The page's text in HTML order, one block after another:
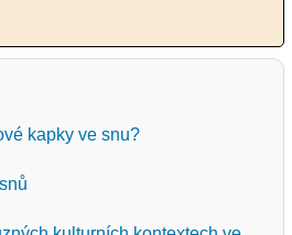
kapky ve snu?